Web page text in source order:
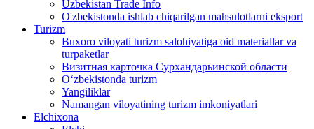
Uzbekistan Trade Info
O'zbekistonda ishlab chiqarilgan mahsulotlarni eksport
Turizm
Buxoro viloyati turizm salohiyatiga oid materiallar va
turpaketlar
Визитная карточка Сурхандарьинской области
Oʻzbekistonda turizm
Yangiliklar
Namangan viloyatining turizm imkoniyatlari
Elchixona